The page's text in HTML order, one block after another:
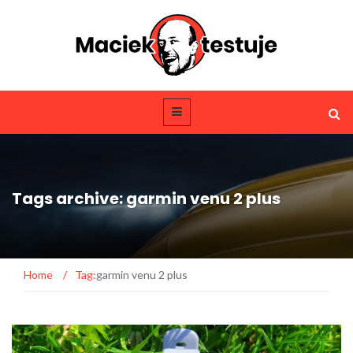
Tags archive: garmin venu 2 plus
Home / Tag:garmin venu 2 plus